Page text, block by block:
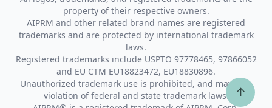
property of their respective owners.
AIPRM and other related brand names are registered
trademarks and are protected by international trademark
laws.
Registered trademarks include USPTO 97778465, 97866052
and EU CTM EU18823472, EU18830896.
Unauthorized trademark use is prohibited, and may be a
violation of federal and state trademark laws.
↑